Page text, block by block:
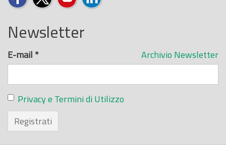
Newsletter
Archivio Newsletter
E-mail *
Privacy e Termini di Utilizzo
Registrati